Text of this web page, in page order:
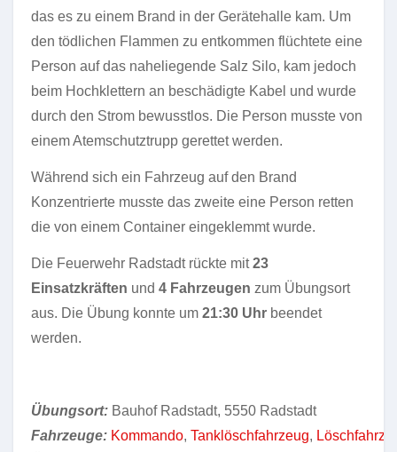
das es zu einem Brand in der Gerätehalle kam. Um
den tödlichen Flammen zu entkommen flüchtete eine
Person auf das naheliegende Salz Silo, kam jedoch
beim Hochklettern an beschädigte Kabel und wurde
durch den Strom bewusstlos. Die Person musste von
einem Atemschutztrupp gerettet werden.
Während sich ein Fahrzeug auf den Brand
Konzentrierte musste das zweite eine Person retten
die von einem Container eingeklemmt wurde.
Die Feuerwehr Radstadt rückte mit23
Einsatzkräften und 4 Fahrzeugen zum Übungsort
aus. Die Übung konnte um 21:30 Uhr beendet
werden.
Übungsort: Bauhof Radstadt, 5550 Radstadt
Fahrzeuge: Kommando, Tanklöschfahrzeug,